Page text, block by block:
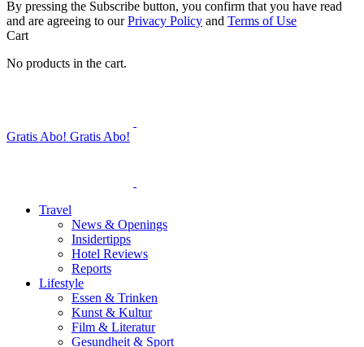
By pressing the Subscribe button, you confirm that you have read
and are agreeing to ourPrivacy Policy and Terms of Use
Cart
No products in the cart.
Gratis Abo! Gratis Abo!
Travel
News & Openings
Insidertipps
Hotel Reviews
Reports
Lifestyle
Essen & Trinken
Kunst & Kultur
Film & Literatur
Gesundheit & Sport